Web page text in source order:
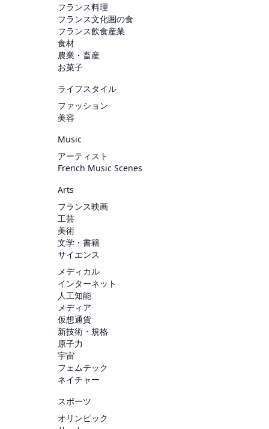
フランス料理
フランス文化圏の食
フランス飲食産業
食材
農業・畜産
お菓子
ライフスタイル
ファッション
美容
Music
アーティスト
French Music Scenes
Arts
フランス映画
工芸
美術
文学・書籍
サイエンス
メディカル
インターネット
人工知能
メディア
仮想通貨
新技術・規格
原子力
宇宙
フェムテック
ネイチャー
スポーツ
オリンピック